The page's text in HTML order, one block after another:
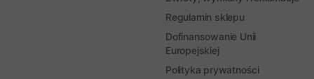
Regulamin sklepu
Dofinansowanie Unii
Europejskiej
Polityka prywatności